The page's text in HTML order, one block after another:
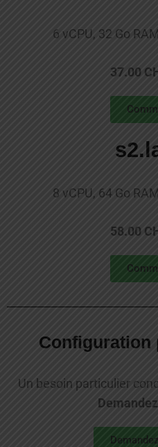
6 vCPU, 32 Go
37.00
8 vCPU, 64 Go
58.00
Configuration
Un besoin particulier